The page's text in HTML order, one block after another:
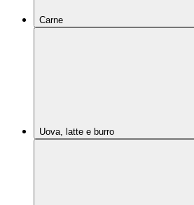
Carne
Uova, latte e burro